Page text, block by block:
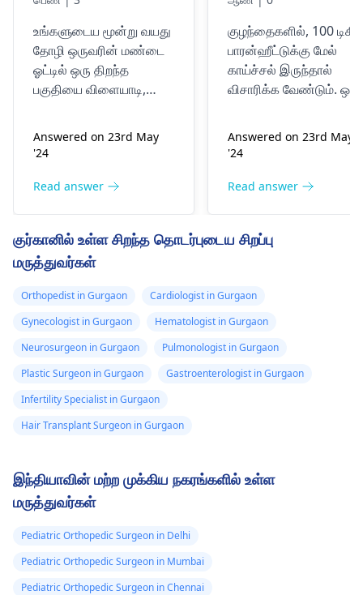
உங்களுடைய மூன்று வயது
தோழி ஒருவரின் மண்டை
ஓட்டில் ஒரு திறந்த
பகுதியை விளையாடி,
நிற்கிறார். திறந்தவெளி
முன்புற எழுத்துரு என்று
இப்போது மூடப்பட்டிருக்க
சிரமத்தை ஏற்படுத்தும்.
இந்த பிரச்சனைகள் தசை
பிரச்சனைகள் காரணமாக
இருக்கலாம். சரியான
மதிப்பீடு மற்றும் மிகவும்
திட்டத்தின்
ஆலோசனைக்கு மருத்துவ
ஆலோசனையைப்
Answered on 23rd May
'24
Read answer
ஏற்பட்டது,
வெப்பநிலை 100
முதல் 102 சி வரை
இரத்தப்
அறிக்கை உள்ளது,
அந்த அறிக்கையைப்
குழந்தைகளில், 100
பாரன்ஹீட்டுக்கு மேல்
காய்ச்சல் இருந்தால்
விசாரிக்க வேண்டும். ஒரு
அர்த்தம்.
எந்த அறிகுறிகளுக்கும்
அறிக்கை மூலம் செல்ல
காரணங்கள் சுவாசம்
முடிவுகளைப் பெற்ற பிறகு,
மற்றொரு சந்திப்பை ஒரு
உடன் பதிவு செய்வதை
மருத்துவர்அதனால்
Answered on 23rd May
'24
Read answer
குர்கானில் உள்ள சிறந்த தொடர்புடைய சிறப்பு
மருத்துவர்கள்
Orthopedist in Gurgaon
Cardiologist in Gurgaon
Gynecologist in Gurgaon
Hematologist in Gurgaon
Neurosurgeon in Gurgaon
Pulmonologist in Gurgaon
Plastic Surgeon in Gurgaon
Gastroenterologist in Gurgaon
Infertility Specialist in Gurgaon
Hair Transplant Surgeon in Gurgaon
இந்தியாவின் மற்ற முக்கிய நகரங்களில் உள்ள
மருத்துவர்கள்
Pediatric Orthopedic Surgeon in Delhi
Pediatric Orthopedic Surgeon in Mumbai
Pediatric Orthopedic Surgeon in Chennai